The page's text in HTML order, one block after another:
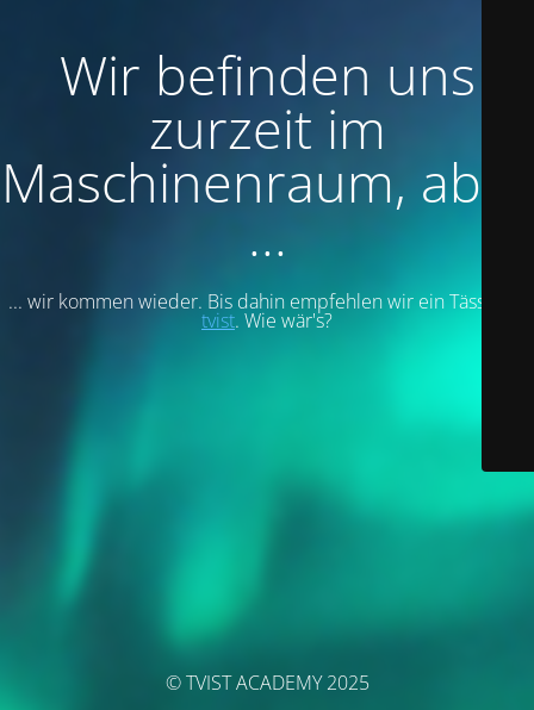
Wir befinden uns
zurzeit im
Maschinenraum, aber
...
... wir kommen wieder. Bis dahin empfehlen wir ein Tässchen
tvist. Wie wär's?
© TVIST ACADEMY 2025